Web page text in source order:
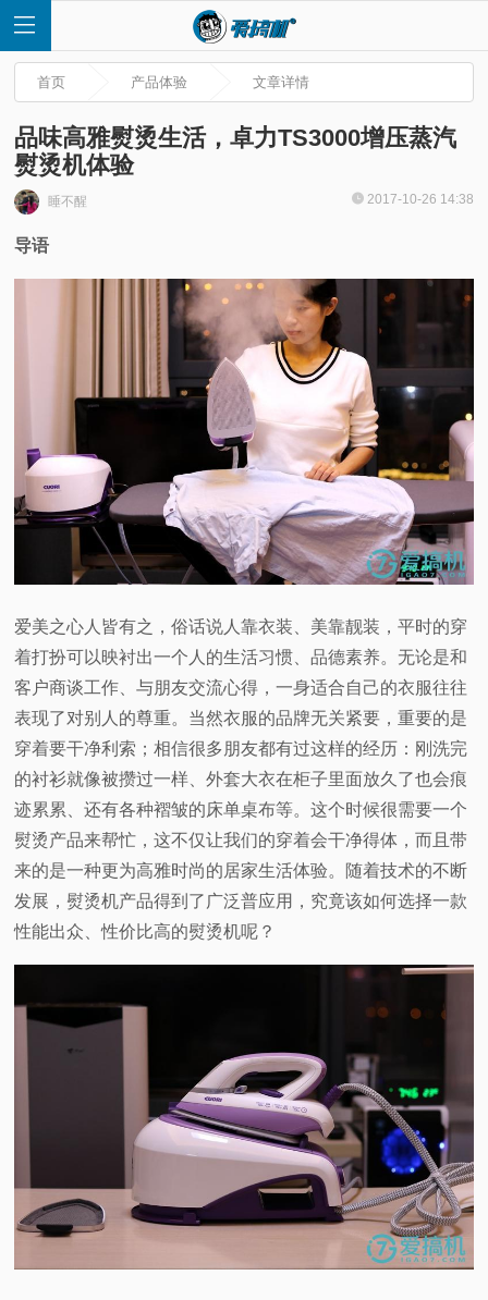
首
页
测
视
科
普
体
专
题
首页 产品体验 文章详情
品味高雅熨烫生活，卓力TS3000增压蒸汽
熨烫机体验
睡不醒 2017-10-26 14:38
导语
爱美之心人皆有之，俗话说人靠衣装、美靠靓装，平时的穿
着打扮可以映衬出一个人的生活习惯、品德素养。无论是和
客户商谈工作、与朋友交流心得，一身适合自己的衣服往往
表现了对别人的尊重。当然衣服的品牌无关紧要，重要的是
穿着要干净利索；相信很多朋友都有过这样的经历：刚洗完
的衬衫就像被攒过一样、外套大衣在柜子里面放久了也会痕
迹累累、还有各种褶皱的床单桌布等。这个时候很需要一个
熨烫产品来帮忙，这不仅让我们的穿着会干净得体，而且带
来的是一种更为高雅时尚的居家生活体验。随着技术的不断
发展，熨烫机产品得到了广泛普应用，究竟该如何选择一款
性能出众、性价比高的熨烫机呢？